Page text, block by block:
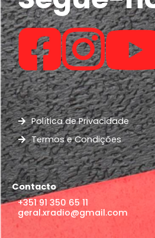
Política de Privacidade
Termos e Condições
Contacto
+351 91 350 65 11
geral.xradio@gmail.com